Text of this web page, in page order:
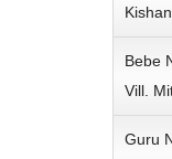
Bebe
Vill.
Guru